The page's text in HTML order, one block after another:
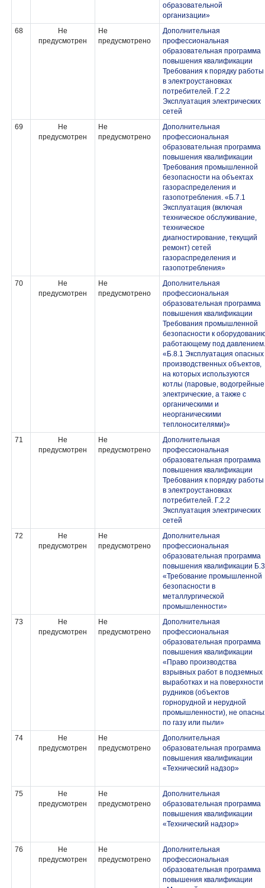
образовательной
организации»
68
Не
предусмотрен
Не
предусмотрено
Дополнительная
профессиональная
образовательная программа
повышения квалификации
Требования к порядку работы
в электроустановках
потребителей. Г.2.2
Эксплуатация электрических
сетей
69
Не
предусмотрен
Не
предусмотрено
Дополнительная
профессиональная
образовательная программа
повышения квалификации
Требования промышленной
безопасности на объектах
газораспределения и
газопотребления. «Б.7.1
Эксплуатация (включая
техническое обслуживание,
техническое
диагностирование, текущий
ремонт) сетей
газораспределения и
газопотребления»
70
Не
предусмотрен
Не
предусмотрено
Дополнительная
профессиональная
образовательная программа
повышения квалификации
Требования промышленной
безопасности к
работающему под давлением.
«Б.8.1 Эксплуатация опасных
производственных объектов,
на которых используются
котлы (паровые,
электрические, а также с
органическими и
неорганическими
теплоносителями)»
71
Не
предусмотрен
Не
предусмотрено
Дополнительная
профессиональная
образовательная программа
повышения квалификации
Требования к порядку работы
в электроустановках
потребителей. Г.2.2
Эксплуатация электрических
сетей
72
Не
предусмотрен
Не
предусмотрено
Дополнительная
профессиональная
образовательная программа
повышения квалификации
«Требование промышленной
безопасности в
металлургической
промышленности»
73
Не
предусмотрен
Не
предусмотрено
Дополнительная
профессиональная
образовательная программа
повышения квалификации
«Право производства
взрывных работ в подземных
выработках и на поверхности
рудников (объектов
горнорудной и нерудной
промышленности), не
по газу или пыли»
74
Не
предусмотрен
Не
предусмотрено
Дополнительная
образовательная программа
повышения квалификации
«Технический надзор»
75
Не
предусмотрен
Не
предусмотрено
Дополнительная
образовательная программа
повышения квалификации
«Технический надзор»
76
Не
предусмотрен
Не
предусмотрено
Дополнительная
профессиональная
образовательная программа
повышения квалификации